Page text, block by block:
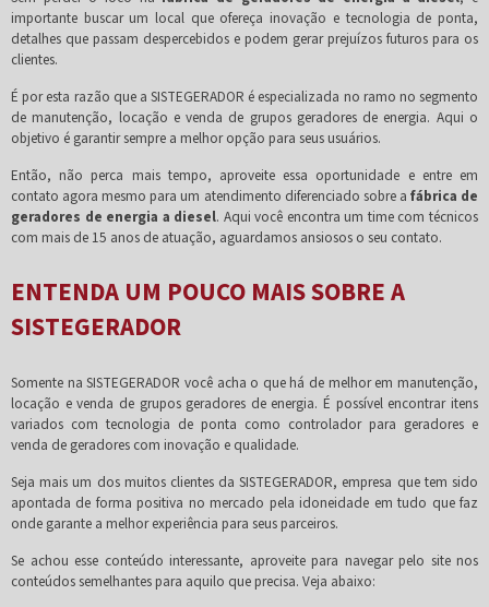
importante buscar um local que ofereça inovação e tecnologia de ponta,
detalhes que passam despercebidos e podem gerar prejuízos futuros para os
clientes.
É por esta razão que a SISTEGERADOR é especializada no ramo no segmento
de manutenção, locação e venda de grupos geradores de energia. Aqui o
objetivo é garantir sempre a melhor opção para seus usuários.
Então, não perca mais tempo, aproveite essa oportunidade e entre em
contato agora mesmo para um atendimento diferenciado sobre a fábrica de
geradores de energia a diesel. Aqui você encontra um time com técnicos
com mais de 15 anos de atuação, aguardamos ansiosos o seu contato.
ENTENDA UM POUCO MAIS SOBRE A
SISTEGERADOR
Somente na SISTEGERADOR você acha o que há de melhor em manutenção,
locação e venda de grupos geradores de energia. É possível encontrar itens
variados com tecnologia de ponta como controlador para geradores e
venda de geradores com inovação e qualidade.
Seja mais um dos muitos clientes da SISTEGERADOR, empresa que tem sido
apontada de forma positiva no mercado pela idoneidade em tudo que faz
onde garante a melhor experiência para seus parceiros.
Se achou esse conteúdo interessante, aproveite para navegar pelo site nos
conteúdos semelhantes para aquilo que precisa. Veja abaixo: